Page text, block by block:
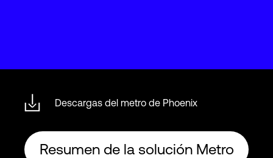
Descargas del metro de Phoenix
Resumen de la solución Metro